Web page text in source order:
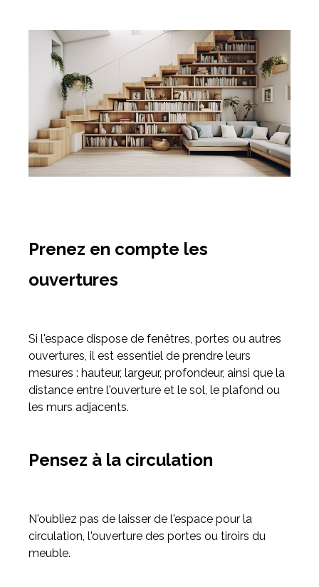
Prenez en compte les
ouvertures
Si l'espace dispose de fenêtres, portes ou autres
ouvertures, il est essentiel de prendre leurs
mesures : hauteur, largeur, profondeur, ainsi que la
distance entre l'ouverture et le sol, le plafond ou
les murs adjacents.
Pensez à la circulation
N'oubliez pas de laisser de l'espace pour la
circulation, l'ouverture des portes ou tiroirs du
meuble.